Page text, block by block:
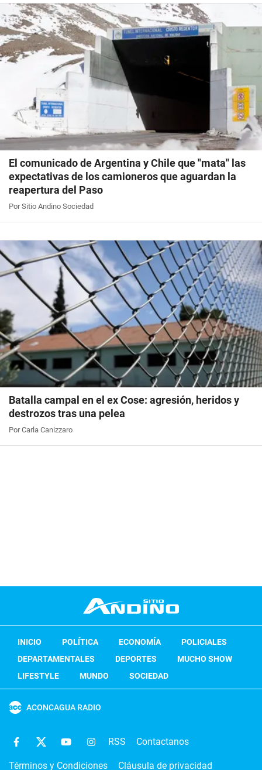
El comunicado de Argentina y Chile que "mata" las
expectativas de los camioneros que aguardan la
reapertura del Paso
Por Sitio Andino Sociedad
Batalla campal en el ex Cose: agresión, heridos y
destrozos tras una pelea
Por Carla Canizzaro
INICIO POLÍTICA ECONOMÍA
POLICIALES
DEPARTAMENTALES
DEPORTES
MUCHO SHOW
LIFESTYLE
MUNDO SOCIEDAD
ACONCAGUA RADIO
RSS Contactanos
Términos y Condiciones Cláusula de privacidad